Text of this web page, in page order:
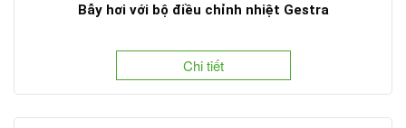
Bẫy hơi với bộ điều chỉnh nhiệt Gestra
Chi tiết